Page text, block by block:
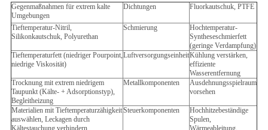
Gegenmaßnahmen für extrem kalte
Umgebungen
Dichtungen Fluorkautschuk, PTFE
Tieftemperatur-Nitril,
Silikonkautschuk, Polyurethan
Schmierung
Hochtemperatur-
Syntheseschmierfett
(geringe Verdampfung)
Tieftemperaturfett (niedriger Pourpoint,
niedrige Viskosität)
LuftversorgungseinheitKühlung verstärken,
effiziente
Wasserentfernung
Trocknung mit extrem niedrigem
Taupunkt (Kälte- + Adsorptionstyp),
Begleitheizung
Metallkomponenten
Ausdehnungsspielraum
vorsehen
Materialien mit Tieftemperaturzähigkeit
auswählen, Leckagen durch
Steuerkomponenten
Hochhitzebeständige
Spulen,